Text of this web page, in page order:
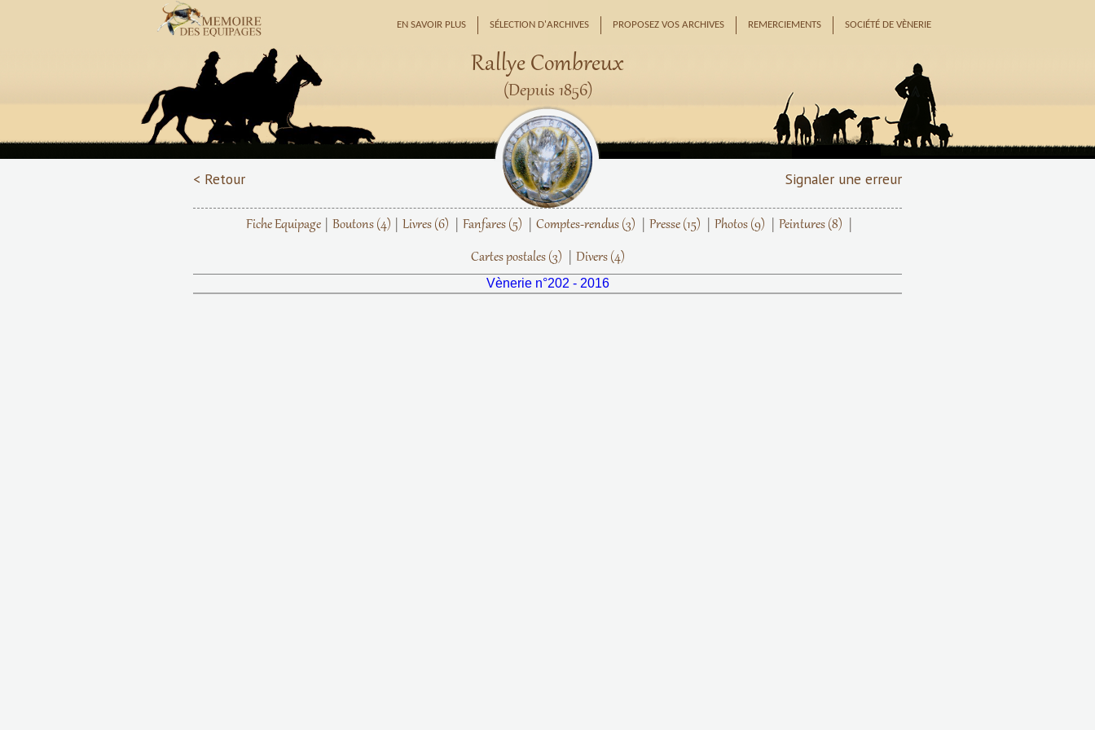
EN SAVOIR PLUS SÉLECTION D'ARCHIVES PROPOSEZ VOS ARCHIVES REMERCIEMENTS SOCIÉTÉ DE VÈNERIE
Rallye Combreux
(Depuis 1856)
< Retour Signaler une erreur
Fiche Equipage Boutons (4) Livres (6) Fanfares (5) Comptes-rendus (3) Presse (15) Photos (9) Peintures (8)
Cartes postales (3) Divers (4)
Vènerie n°202 - 2016